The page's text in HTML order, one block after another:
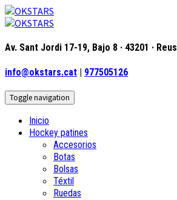
Av. Sant Jordi 17-19, Bajo 8 · 43201 · Reus
info@okstars.cat | 977505126
Toggle navigation
Inicio
Hockey patines
Accesorios
Botas
Bolsas
Téxtil
Ruedas